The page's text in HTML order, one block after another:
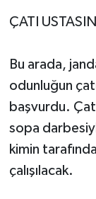
ÇATI
Bu arada,
odunluğun
başvurdu.
sopa
kimin
çalışılacak.